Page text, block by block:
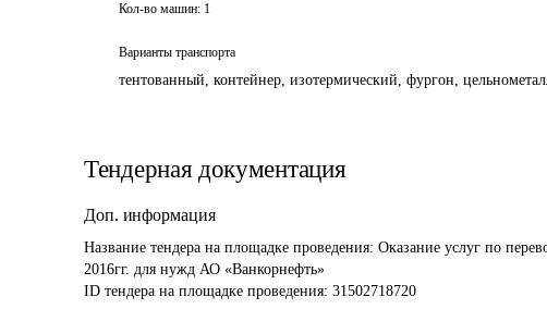
Кол-во машин: 1
Варианты транспорта
тентованный, контейнер, изотермический, фургон,
Тендерная документация
Доп. информация
Название тендера на площадке проведения: Оказание услуг по
2016гг. для нужд АО «Ванкорнефть»
ID тендера на площадке проведения: 31502718720